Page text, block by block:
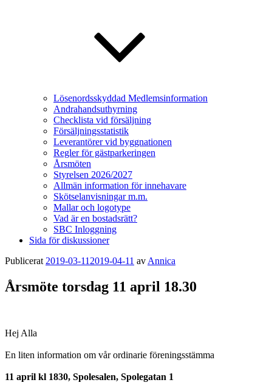
Lösenordsskyddad Medlemsinformation
Andrahandsuthyrning
Checklista vid försäljning
Försäljningsstatistik
Leverantörer vid byggnationen
Regler för gästparkeringen
Årsmöten
Styrelsen 2026/2027
Allmän information för innehavare
Skötselanvisningar m.m.
Mallar och logotype
Vad är en bostadsrätt?
SBC Inloggning
Sida för diskussioner
Publicerat 2019-03-11 2019-04-11 av Annica
Årsmöte torsdag 11 april 18.30
Hej Alla
En liten information om vår ordinarie föreningsstämma
11 april kl 1830, Spolesalen, Spolegatan 1